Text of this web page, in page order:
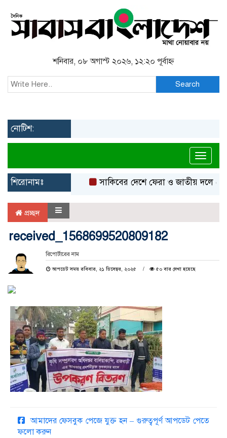
শনিবার, ০৮ অগাস্ট ২০২৬, ১২:২০ পূর্বাহ্ন
Search
নোটিশ:
শিরোনামঃ সাকিবের দেশে ফেরা ও জাতীয় দলে ফেরার
প্রচ্ছদ
received_1568699520809182
রিপোর্টারের নাম
আপডেট সময় রবিবার, ২১ ডিসেম্বর, ২০২৫ ৫০ বার দেখা হয়েছে
আমাদের ফেসবুক পেজে যুক্ত হন – গুরুত্বপূর্ণ আপডেট পেতে
ফলো করুন